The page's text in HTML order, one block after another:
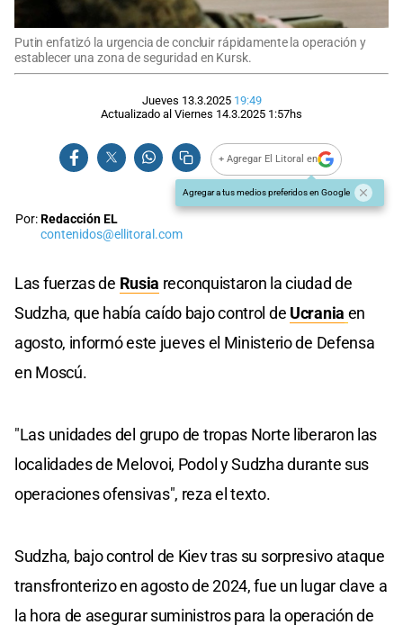
Putin enfatizó la urgencia de concluir rápidamente la operación y
establecer una zona de seguridad en Kursk.
Jueves 13.3.2025 19:49
Actualizado al Viernes 14.3.2025 1:57hs
+ Agregar El Litoral en
Agregar a tus medios preferidos en Google
Por:Redacción EL
contenidos@ellitoral.com
Las fuerzas de Rusia reconquistaron la ciudad de
Sudzha, que había caído bajo control de Ucrania en
agosto, informó este jueves el Ministerio de Defensa
en Moscú.
"Las unidades del grupo de tropas Norte liberaron las
localidades de Melovoi, Podol y Sudzha durante sus
operaciones ofensivas", reza el texto.
Sudzha, bajo control de Kiev tras su sorpresivo ataque
transfronterizo en agosto de 2024, fue un lugar clave a
la hora de asegurar suministros para la operación de